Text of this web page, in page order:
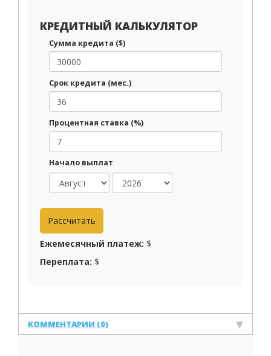
КРЕДИТНЫЙ КАЛЬКУЛЯТОР
Сумма кредита ($)
Срок кредита (мес.)
Процентная ставка (%)
Начало выплат
Ежемесячный платеж: $
Переплата: $
КОММЕНТАРИИ (0)